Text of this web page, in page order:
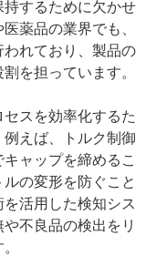
するために欠かせ
薬品の業界でも、
れており、製品の
を担っています。
スを効率化するた
えば、トルク制御
ャップを締めるこ
の変形を防ぐこと
活用した検知シス
不良品の検出をリ